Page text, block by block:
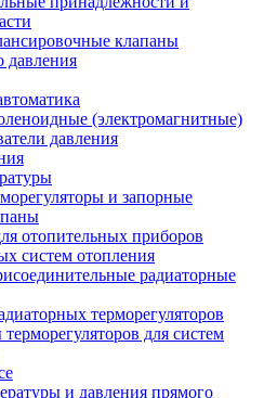
клапаны
давления
(электромагнитные)
давления
и запорные
отопительных приборов
систем отопления
радиаторные
терморегуляторов
для систем
и давления прямого